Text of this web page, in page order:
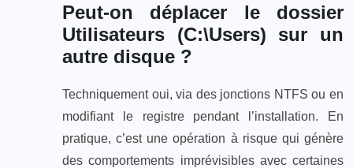
Peut-on déplacer le dossier
Utilisateurs (C:\Users) sur un
autre disque ?
Techniquement oui, via des jonctions NTFS ou en
modifiant le registre pendant l’installation. En
pratique, c’est une opération à risque qui génère
des comportements imprévisibles avec certaines